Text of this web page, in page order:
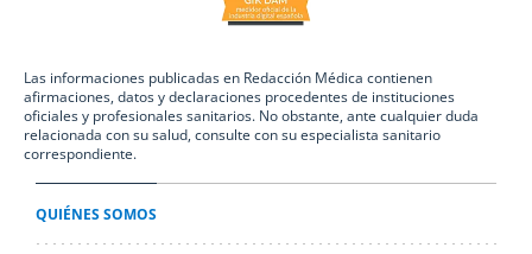
Las informaciones publicadas en Redacción Médica contienen
afirmaciones, datos y declaraciones procedentes de instituciones
oficiales y profesionales sanitarios. No obstante, ante cualquier duda
relacionada con su salud, consulte con su especialista sanitario
correspondiente.
QUIÉNES SOMOS